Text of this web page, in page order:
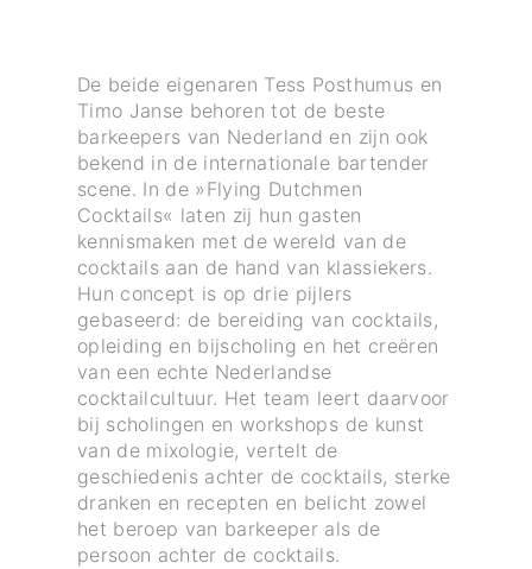
De beide eigenaren Tess Posthumus en
Timo Janse behoren tot de beste
barkeepers van Nederland en zijn ook
bekend in de internationale bartender
scene. In de »Flying Dutchmen
Cocktails« laten zij hun gasten
kennismaken met de wereld van de
cocktails aan de hand van klassiekers.
Hun concept is op drie pijlers
gebaseerd: de bereiding van cocktails,
opleiding en bijscholing en het creëren
van een echte Nederlandse
cocktailcultuur. Het team leert daarvoor
bij scholingen en workshops de kunst
van de mixologie, vertelt de
geschiedenis achter de cocktails, sterke
dranken en recepten en belicht zowel
het beroep van barkeeper als de
persoon achter de cocktails.